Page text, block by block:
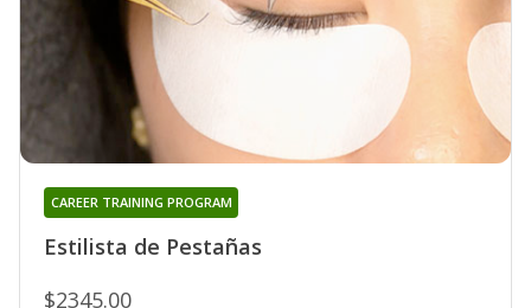
Estilista de Pestañas
CAREER TRAINING PROGRAM
$2345.00